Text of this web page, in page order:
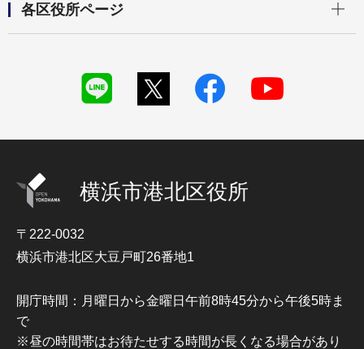
各区役所ページ
横浜市港北区役所
〒222-0032
横浜市港北区大豆戸町26番地1
開庁時間：月曜日から金曜日午前8時45分から午後5時ま
で
※昼の時間帯はお待たせする時間が長くなる場合があり